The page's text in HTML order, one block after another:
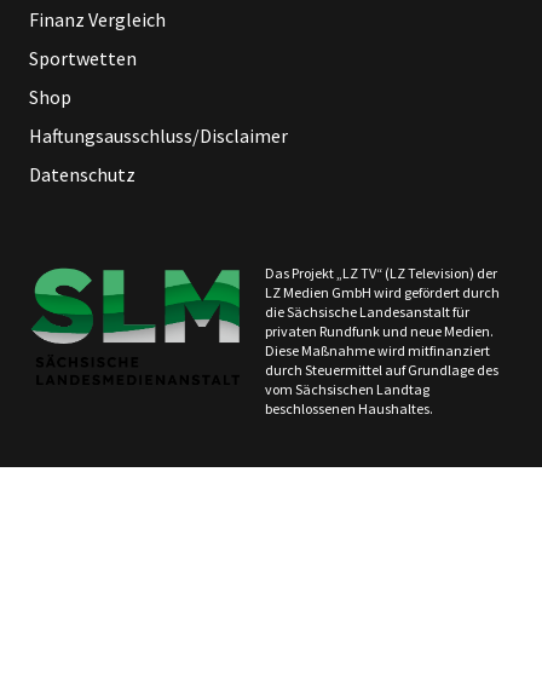
Finanz Vergleich
Sportwetten
Shop
Haftungsausschluss/Disclaimer
Datenschutz
Das Projekt „LZ TV“ (LZ Television) der
LZ Medien GmbH wird gefördert durch
die Sächsische Landesanstalt für
privaten Rundfunk und neue Medien.
Diese Maßnahme wird mitfinanziert
durch Steuermittel auf Grundlage des
vom Sächsischen Landtag
beschlossenen Haushaltes.